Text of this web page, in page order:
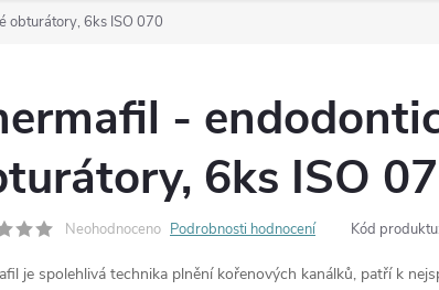
obturátory, 6ks ISO 070
-
6ks ISO
Neohodnoceno Podrobnosti hodnocení Kód produktu:
je spolehlivá technika plnění kořenových kanálků, patří k